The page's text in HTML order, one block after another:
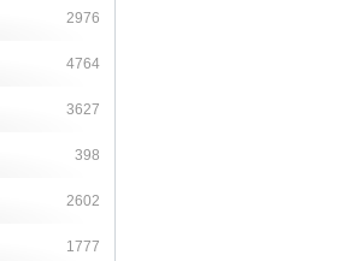
2976
4764
3627
398
2602
1777